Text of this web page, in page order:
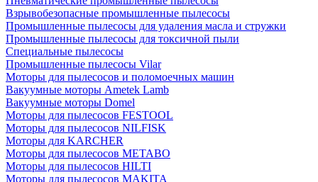
Взрывобезопасные промышленные пылесосы
Промышленные пылесосы для удаления масла и стружки
Промышленные пылесосы для токсичной пыли
Специальные пылесосы
Промышленные пылесосы Vilar
Моторы для пылесосов и поломоечных машин
Вакуумные моторы Ametek Lamb
Вакуумные моторы Domel
Моторы для пылесосов FESTOOL
Моторы для пылесосов NILFISK
Моторы для KARCHER
Моторы для пылесосов METABO
Моторы для пылесосов HILTI
Моторы для пылесосов MAKITA